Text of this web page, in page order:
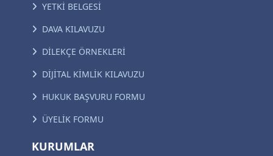
YETKİ BELGESİ
DAVA KILAVUZU
DİLEKÇE ÖRNEKLERİ
DİJİTAL KİMLİK KILAVUZU
HUKUK BAŞVURU FORMU
ÜYELİK FORMU
KURUMLAR